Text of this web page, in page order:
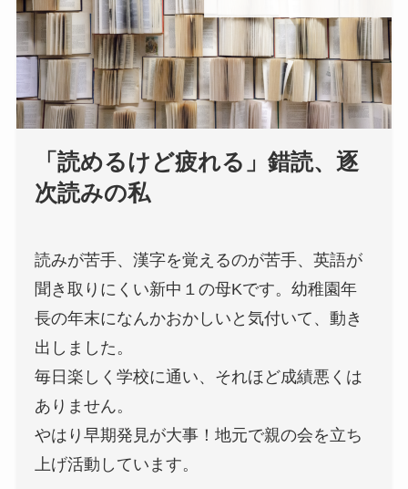
「読めるけど疲れる」錯読、逐
次読みの私
読みが苦手、漢字を覚えるのが苦手、英語が
聞き取りにくい新中１の母Kです。幼稚園年
長の年末になんかおかしいと気付いて、動き
出しました。
毎日楽しく学校に通い、それほど成績悪くは
ありません。
やはり早期発見が大事！地元で親の会を立ち
上げ活動しています。